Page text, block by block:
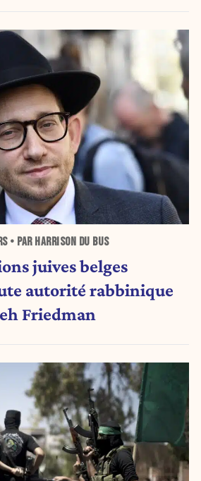
• PAR HARRISON DU BUS
juives belges
autorité rabbinique
Friedman